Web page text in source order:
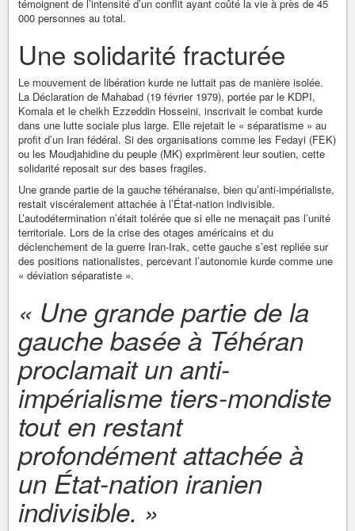
témoignent de l’intensité d’un conflit ayant coûté la vie à près de 45
000 personnes au total.
Une solidarité fracturée
Le mouvement de libération kurde ne luttait pas de manière isolée.
La Déclaration de Mahabad (19 février 1979), portée par le KDPI,
Komala et le cheikh Ezzeddin Hosseini, inscrivait le combat kurde
dans une lutte sociale plus large. Elle rejetait le « séparatisme » au
profit d’un Iran fédéral. Si des organisations comme les Fedayi (FEK)
ou les Moudjahidine du peuple (MK) exprimèrent leur soutien, cette
solidarité reposait sur des bases fragiles.
Une grande partie de la gauche téhéranaise, bien qu’anti-impérialiste,
restait viscéralement attachée à l’État-nation indivisible.
L’autodétermination n’était tolérée que si elle ne menaçait pas l’unité
territoriale. Lors de la crise des otages américains et du
déclenchement de la guerre Iran-Irak, cette gauche s’est repliée sur
des positions nationalistes, percevant l’autonomie kurde comme une
« déviation séparatiste ».
« Une grande partie de la
gauche basée à Téhéran
proclamait un anti-
impérialisme tiers-mondiste
tout en restant
profondément attachée à
un État-nation iranien
indivisible. »